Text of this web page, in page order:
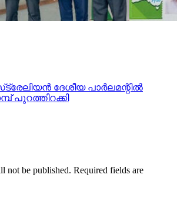
ദേശീയ പാര്‍ലമന്റില്‍
പുറത്തിറക്കി
not be published. Required fields are